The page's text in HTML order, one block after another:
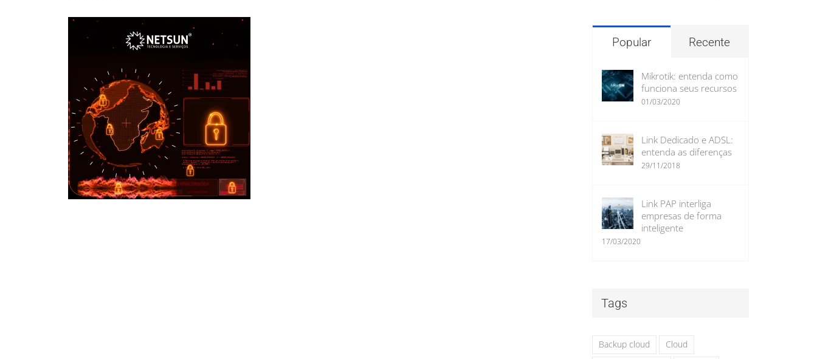
Popular Recente
Mikrotik: entenda como
funciona seus recursos
01/03/2020
Link Dedicado e ADSL:
entenda as diferenças
29/11/2018
Link PAP interliga
empresas de forma
inteligente
17/03/2020
Tags
Backup cloud
Cloud